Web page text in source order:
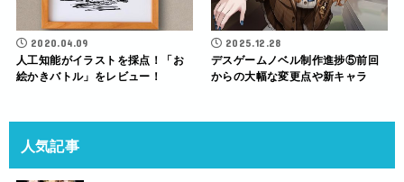
2020.04.09
人工知能がイラストを採点！「お
絵かきバトル」をレビュー！
2025.12.28
デスゲームノベル制作進捗⑤前回
からの大幅な変更点や新キャラ
人気記事